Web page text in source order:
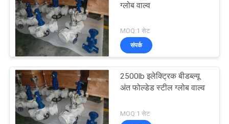
समाचार
उद्धरण
मांगें
साइटमैप
ग्लोब वाल्व
MOQ:1 सेट
संपर्क
2500lb इलेक्ट्रिक बीडब्ल्यू
अंत फोल्डेड स्टील ग्लोब वाल्व
MOQ:1 सेट